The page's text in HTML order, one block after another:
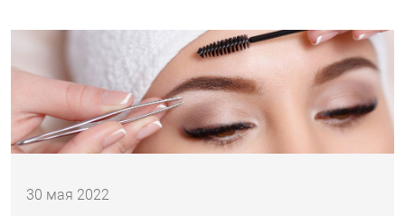
30 мая 2022